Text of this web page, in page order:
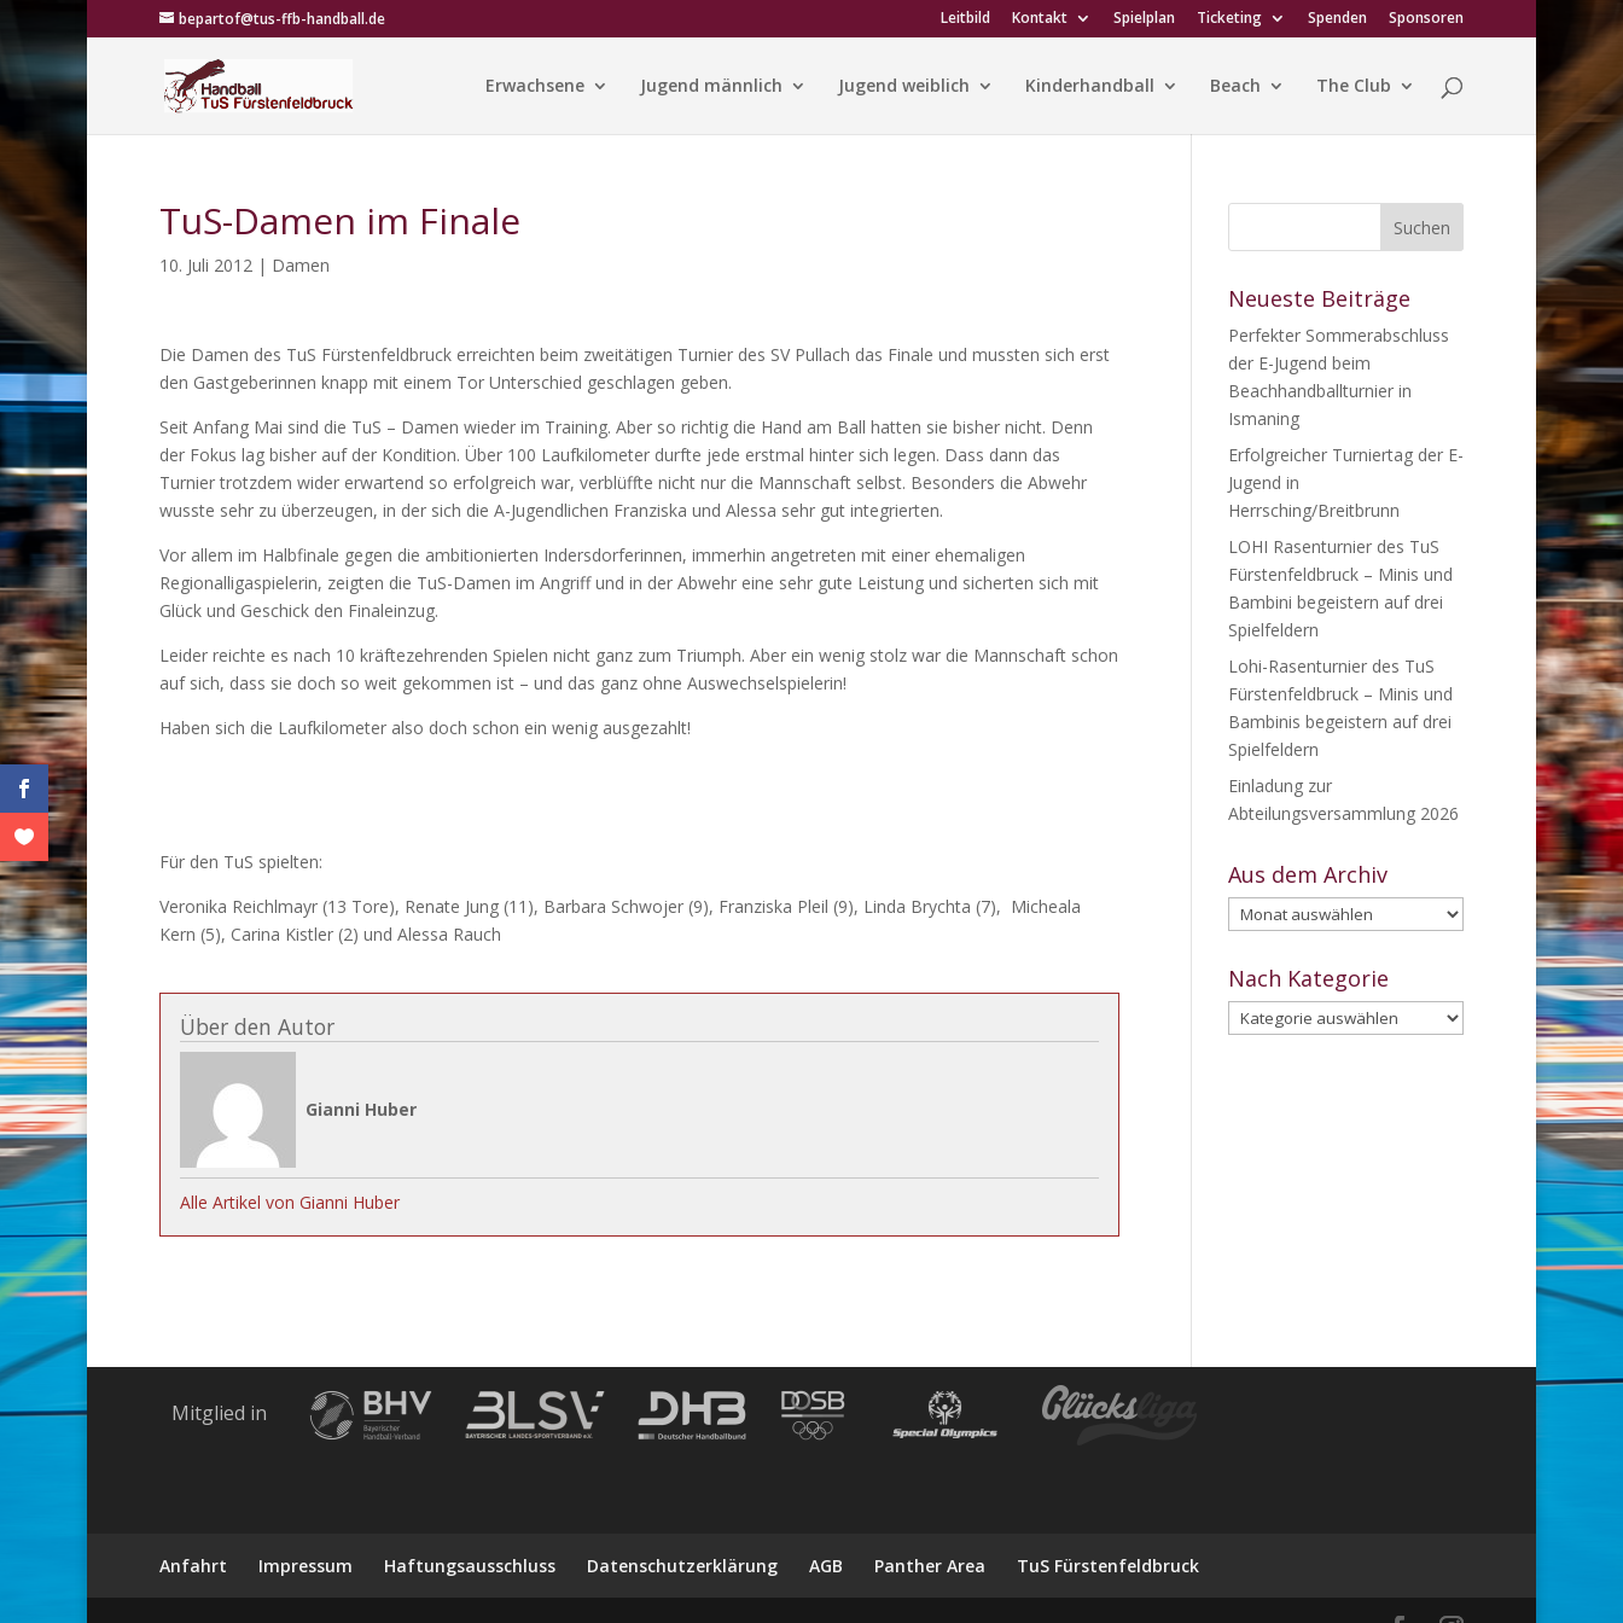
bepartof@tus-ffb-handball.de Leitbild Kontakt Spielplan Ticketing Spenden Sponsoren
Erwachsene Jugend männlich Jugend weiblich Kinderhandball Beach The Club
TuS-Damen im Finale
10. Juli 2012 | Damen
Die Damen des TuS Fürstenfeldbruck erreichten beim zweitätigen Turnier des SV Pullach das Finale und mussten sich erst
den Gastgeberinnen knapp mit einem Tor Unterschied geschlagen geben.
Seit Anfang Mai sind die TuS – Damen wieder im Training. Aber so richtig die Hand am Ball hatten sie bisher nicht. Denn
der Fokus lag bisher auf der Kondition. Über 100 Laufkilometer durfte jede erstmal hinter sich legen. Dass dann das
Turnier trotzdem wider erwartend so erfolgreich war, verblüffte nicht nur die Mannschaft selbst. Besonders die Abwehr
wusste sehr zu überzeugen, in der sich die A-Jugendlichen Franziska und Alessa sehr gut integrierten.
Vor allem im Halbfinale gegen die ambitionierten Indersdorferinnen, immerhin angetreten mit einer ehemaligen
Regionalligaspielerin, zeigten die TuS-Damen im Angriff und in der Abwehr eine sehr gute Leistung und sicherten sich mit
Glück und Geschick den Finaleinzug.
Leider reichte es nach 10 kräftezehrenden Spielen nicht ganz zum Triumph. Aber ein wenig stolz war die Mannschaft schon
auf sich, dass sie doch so weit gekommen ist – und das ganz ohne Auswechselspielerin!
Haben sich die Laufkilometer also doch schon ein wenig ausgezahlt!
Für den TuS spielten:
Veronika Reichlmayr (13 Tore), Renate Jung (11), Barbara Schwojer (9), Franziska Pleil (9), Linda Brychta (7), Micheala
Kern (5), Carina Kistler (2) und Alessa Rauch
Über den Autor
Gianni Huber
Alle Artikel von Gianni Huber
Neueste Beiträge
Perfekter Sommerabschluss
der E-Jugend beim
Beachhandballturnier in
Ismaning
Erfolgreicher Turniertag der E-
Jugend in
Herrsching/Breitbrunn
LOHI Rasenturnier des TuS
Fürstenfeldbruck – Minis und
Bambini begeistern auf drei
Spielfeldern
Lohi-Rasenturnier des TuS
Fürstenfeldbruck – Minis und
Bambinis begeistern auf drei
Spielfeldern
Einladung zur
Abteilungsversammlung 2026
Aus dem Archiv
Aus
dem
Archiv
Nach Kategorie
Nach
Kategorie
Mitglied in
Anfahrt Impressum Haftungsausschluss Datenschutzerklärung AGB Panther Area TuS Fürstenfeldbruck